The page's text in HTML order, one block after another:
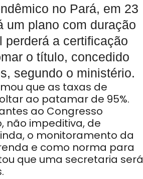
no Pará, em 23
um plano com duração
perderá a certificação
o título, concedido
segundo o ministério.
que as taxas de
ao patamar de 95%.
ao Congresso
não impeditiva, de
o monitoramento da
e como norma para
que uma secretaria será